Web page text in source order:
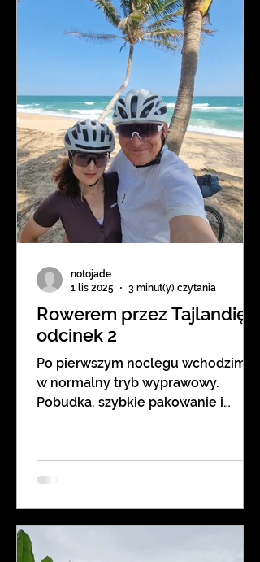
Romanem Szełemejem, że zrobimy
nasz własny wydłużony wariant
Alpe – Adria PLUS, czyli p
Rowerem przez Tajlandię -
odcinek 2
Po pierwszym noclegu wchodzimy
w normalny tryb wyprawowy.
Pobudka, szybkie pakowanie i
jeziora Chiao Lan. Staramy się
jechać bocznymi drogami, gdzie
odpoczywamy w zupełnie innej
notojade
1 lis 2025
3 minut(y) czytania